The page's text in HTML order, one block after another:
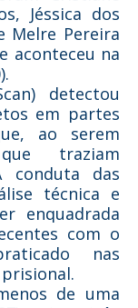
Jéssica dos
Melre Pereira
aconteceu na
detectou
em partes
ao serem
traziam
conduta das
técnica e
enquadrada
com o
nas
de uma